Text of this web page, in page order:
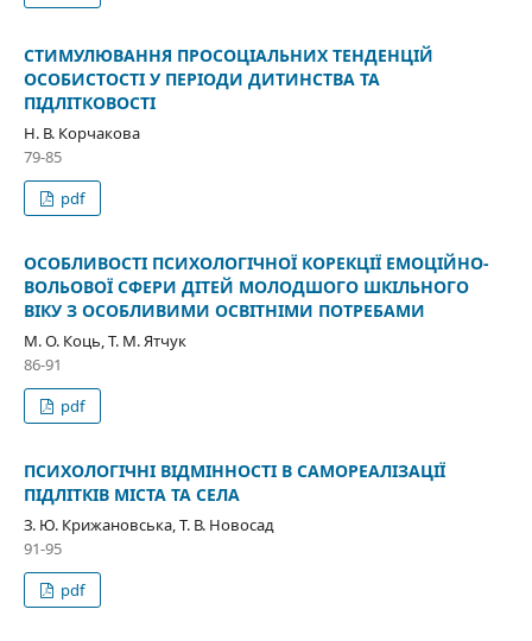
СТИМУЛЮВАННЯ ПРОСОЦІАЛЬНИХ ТЕНДЕНЦІЙ
ОСОБИСТОСТІ У ПЕРІОДИ ДИТИНСТВА ТА
ПІДЛІТКОВОСТІ
Н. В. Корчакова
79-85
pdf
ОСОБЛИВОСТІ ПСИХОЛОГІЧНОЇ КОРЕКЦІЇ ЕМОЦІЙНО-
ВОЛЬОВОЇ СФЕРИ ДІТЕЙ МОЛОДШОГО ШКІЛЬНОГО
ВІКУ З ОСОБЛИВИМИ ОСВІТНІМИ ПОТРЕБАМИ
М. О. Коць, Т. М. Ятчук
86-91
pdf
ПСИХОЛОГІЧНІ ВІДМІННОСТІ В САМОРЕАЛІЗАЦІЇ
ПІДЛІТКІВ МІСТА ТА СЕЛА
З. Ю. Крижановська, Т. В. Новосад
91-95
pdf